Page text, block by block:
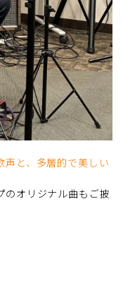
声と、多層的で美しい
のオリジナル曲もご披